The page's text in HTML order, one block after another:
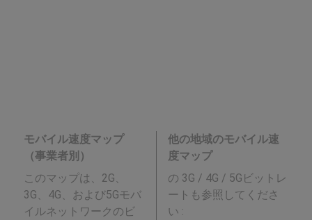
モバイル速度マップ
（事業者別）
このマップは、2G、
3G、4G、および5Gモバ
イルネットワークのビ
他の地域のモバイル速
度マップ
の 3G / 4G / 5Gビットレ
ートも参照してくださ
い :